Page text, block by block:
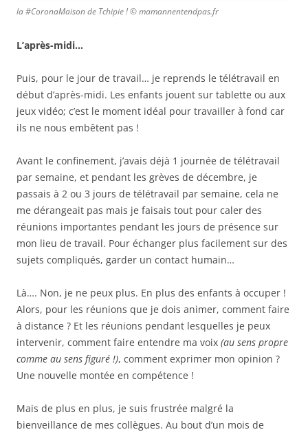
la #CoronaMaison de Tchipie ! © mamannentendpas.fr
L’après-midi…
Puis, pour le jour de travail… je reprends le télétravail en
début d’après-midi. Les enfants jouent sur tablette ou aux
jeux vidéo; c’est le moment idéal pour travailler à fond car
ils ne nous embêtent pas !
Avant le confinement, j’avais déjà 1 journée de télétravail
par semaine, et pendant les grèves de décembre, je
passais à 2 ou 3 jours de télétravail par semaine, cela ne
me dérangeait pas mais je faisais tout pour caler des
réunions importantes pendant les jours de présence sur
mon lieu de travail. Pour échanger plus facilement sur des
sujets compliqués, garder un contact humain…
Là…. Non, je ne peux plus. En plus des enfants à occuper !
Alors, pour les réunions que je dois animer, comment faire
à distance ? Et les réunions pendant lesquelles je peux
intervenir, comment faire entendre ma voix (au sens propre
comme au sens figuré !), comment exprimer mon opinion ?
Une nouvelle montée en compétence !
Mais de plus en plus, je suis frustrée malgré la
bienveillance de mes collègues. Au bout d’un mois de